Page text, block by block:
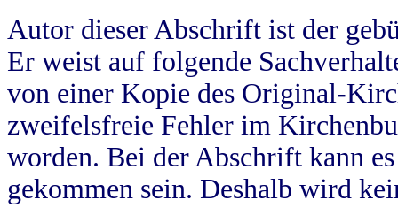
Autor dieser Abschrift ist der
Er weist auf folgende
von einer Kopie des Original-
zweifelsfreie Fehler im
worden. Bei der Abschrift kann
gekommen sein. Deshalb wird